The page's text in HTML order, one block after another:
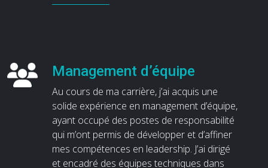
Management d’équipe
Au cours de ma carrière, j’ai acquis une
solide expérience en management d’équipe,
ayant occupé des postes de responsabilité
qui m’ont permis de développer et d’affiner
mes compétences en leadership. J’ai dirigé
et encadré des équipes techniques dans